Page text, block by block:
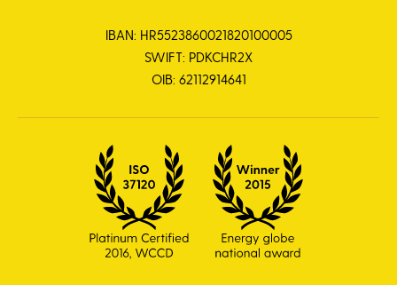
IBAN: HR5523860021820100005
SWIFT: PDKCHR2X
OIB: 62112914641